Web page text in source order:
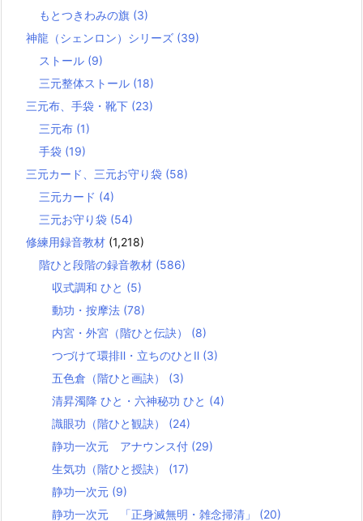
もとつきわみの旗 (3)
神龍（シェンロン）シリーズ (39)
ストール (9)
三元整体ストール (18)
三元布、手袋・靴下 (23)
三元布 (1)
手袋 (19)
三元カード、三元お守り袋 (58)
三元カード (4)
三元お守り袋 (54)
修練用録音教材 (1,218)
階ひと段階の録音教材 (586)
収式調和 ひと (5)
動功・按摩法 (78)
内宮・外宮（階ひと伝訣） (8)
つづけて環排Ⅱ・立ちのひとⅡ (3)
五色倉（階ひと画訣） (3)
清昇濁降 ひと・六神秘功 ひと (4)
識眼功（階ひと観訣） (24)
静功一次元 アナウンス付 (29)
生気功（階ひと授訣） (17)
静功一次元 (9)
静功一次元 「正身滅無明・雑念掃清」 (20)